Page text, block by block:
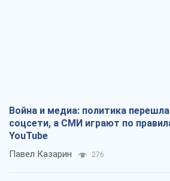
Война и медиа: политика
соцсети, а СМИ играют по
YouTube
Павел Казарин 276